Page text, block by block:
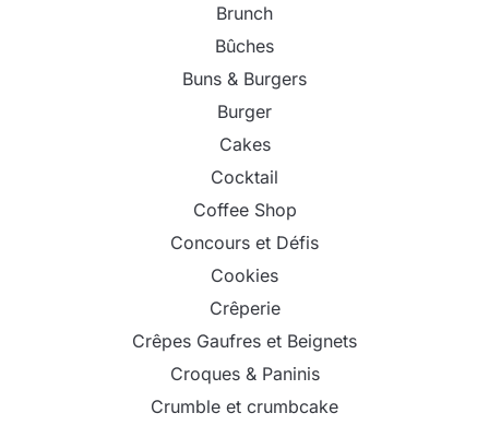
Brunch
Bûches
Buns & Burgers
Burger
Cakes
Cocktail
Coffee Shop
Concours et Défis
Cookies
Crêperie
Crêpes Gaufres et Beignets
Croques & Paninis
Crumble et crumbcake